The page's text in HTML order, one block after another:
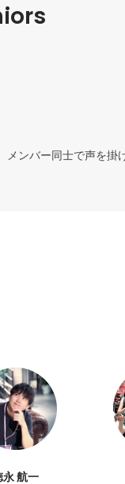
メンバー同士で声を掛
永 航一